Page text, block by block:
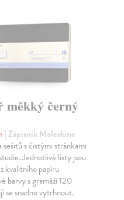
měkký černý
| Zápisník Moleskine
sešitů s čistými stránkami
Jednotlivé listy jsou
kvalitního papíru
barvy s gramáží 120
se snadno vytrhnout.